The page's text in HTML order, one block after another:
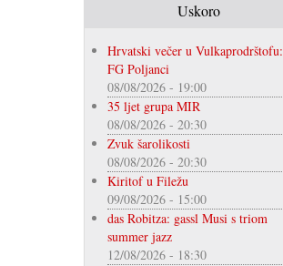
Uskoro
Hrvatski večer u Vulkaprodrštofu:
FG Poljanci
08/08/2026 - 19:00
35 ljet grupa MIR
08/08/2026 - 20:30
Zvuk šarolikosti
08/08/2026 - 20:30
Kiritof u Filežu
09/08/2026 - 15:00
das Robitza: gassl Musi s triom
summer jazz
12/08/2026 - 18:30